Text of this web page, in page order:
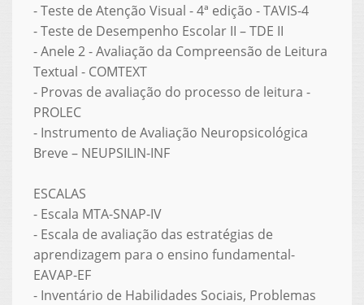
- Teste de Atenção Visual - 4ª edição - TAVIS-4
- Teste de Desempenho Escolar II – TDE II
- Anele 2 - Avaliação da Compreensão de Leitura
Textual - COMTEXT
- Provas de avaliação do processo de leitura -
PROLEC
- Instrumento de Avaliação Neuropsicológica
Breve – NEUPSILIN-INF
ESCALAS
- Escala MTA-SNAP-IV
- Escala de avaliação das estratégias de
aprendizagem para o ensino fundamental-
EAVAP-EF
- Inventário de Habilidades Sociais, Problemas